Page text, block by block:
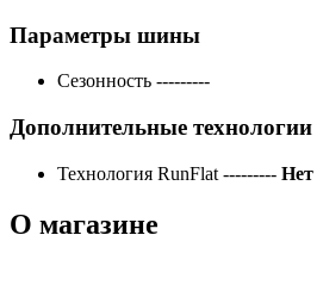
Параметры шины
Сезонность ---------
Дополнительные технологии
Технология RunFlat --------- Нет
О магазине